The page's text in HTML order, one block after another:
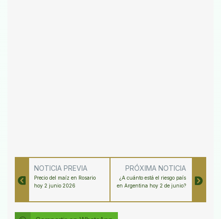
NOTICIA PREVIA
Precio del maíz en Rosario
hoy 2 junio 2026
PRÓXIMA NOTICIA
¿A cuánto está el riesgo país
en Argentina hoy 2 de junio?